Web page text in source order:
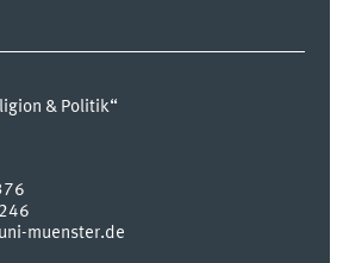
& Politik“
muenster.de